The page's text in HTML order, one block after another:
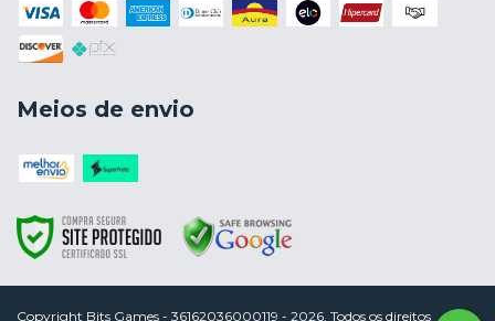
Meios de envio
Copyright Bits Games - 36162036000119 - 2026. Todos os direitos